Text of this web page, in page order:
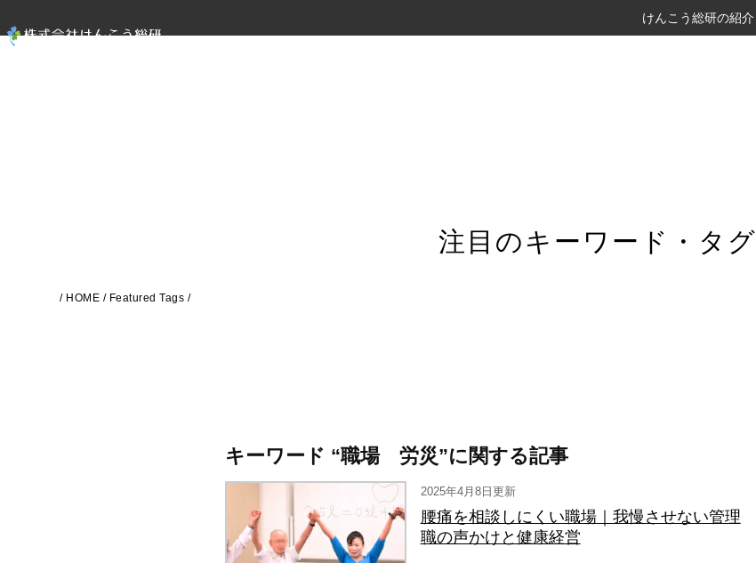
けんこう総研の紹介
注目のキーワード・タグ
/ HOME / Featured Tags /
キーワード “職場 労災”に関する記事
2025年4月8日更新
腰痛を相談しにくい職場｜我慢させない管理
職の声かけと健康経営